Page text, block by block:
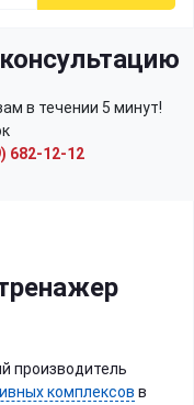
в течении 5 минут!
682-12-12
производитель
комплексов в